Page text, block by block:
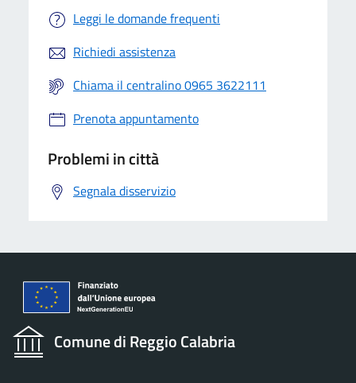
Leggi le domande frequenti
Richiedi assistenza
Chiama il centralino 0965 3622111
Prenota appuntamento
Problemi in città
Segnala disservizio
Comune di Reggio Calabria